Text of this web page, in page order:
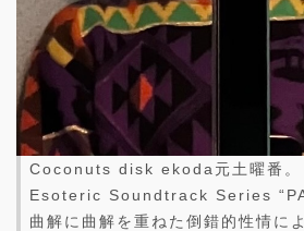
Coconuts disk ekoda元土曜番。
Esoteric Soundtrack Series
曲解に曲解を重ねた倒錯的性情に